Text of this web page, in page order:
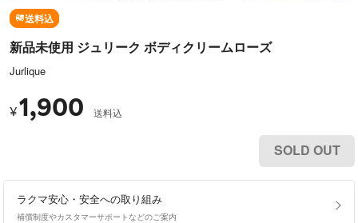
送料込
新品未使用 ジュリーク ボディクリームローズ
Jurlique
¥1,900 送料込
SOLD OUT
ラクマ安心・安全への取り組み
補償制度やカスタマーサポートなどのご案内